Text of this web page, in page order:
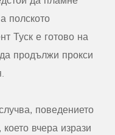
полското
Туск е готово на
продължи прокси
поведението
вчера изрази